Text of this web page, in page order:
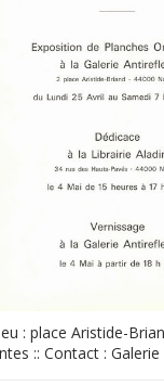
: place Aristide-
:: Contact :